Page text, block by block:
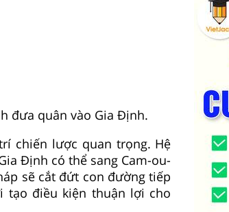
đưa quân vào Gia Định.
chiến lược quan trọng. Hệ
Định có thể sang Cam-ou-
sẽ cắt đứt con đường tiếp
tạo điều kiện thuận lợi cho